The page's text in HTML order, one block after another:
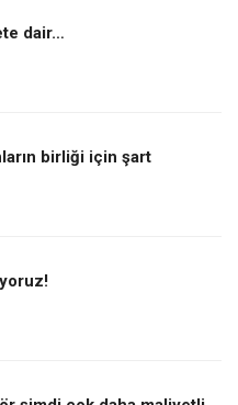
dair…
birliği için şart